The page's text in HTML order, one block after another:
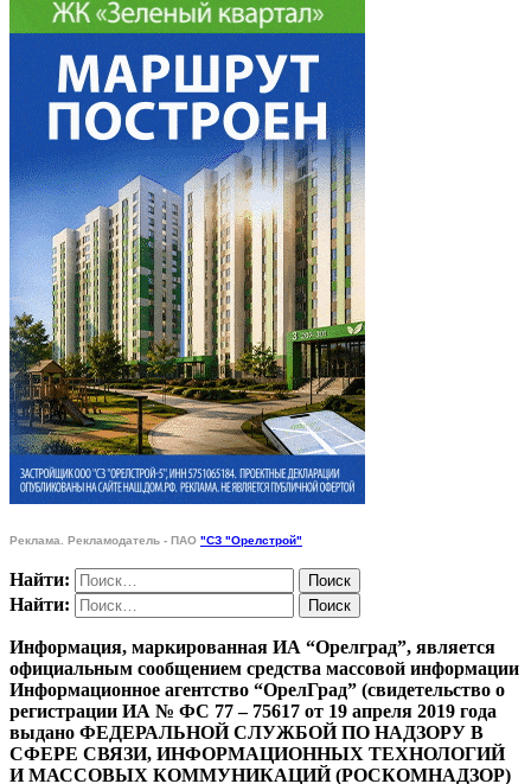
Реклама. Рекламодатель - ПАО "СЗ "Орелстрой"
Найти:
Найти:
Информация, маркированная ИА “Орелград”, является
официальным сообщением средства массовой информации
Информационное агентство “ОрелГрад” (свидетельство о
регистрации ИА № ФС 77 – 75617 от 19 апреля 2019 года
выдано ФЕДЕРАЛЬНОЙ СЛУЖБОЙ ПО НАДЗОРУ В
СФЕРЕ СВЯЗИ, ИНФОРМАЦИОННЫХ ТЕХНОЛОГИЙ
И МАССОВЫХ КОММУНИКАЦИЙ (РОСКОМНАДЗОР)